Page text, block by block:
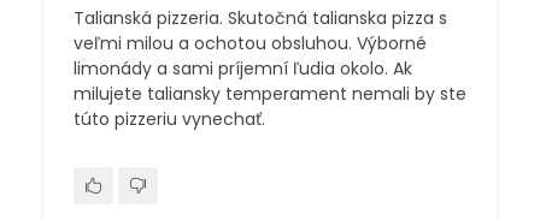
Talianská pizzeria. Skutočná talianska pizza s
veľmi milou a ochotou obsluhou. Výborné
limonády a sami príjemní ľudia okolo. Ak
milujete taliansky temperament nemali by ste
túto pizzeriu vynechať.